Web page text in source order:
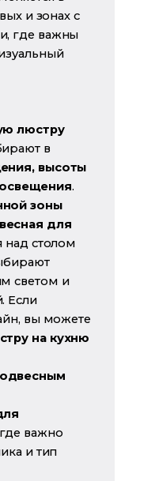
и зонах с
где важны
люстру
в
высоты
.
зоны
для
над столом
светом и
Если
вы можете
на кухню
важно
и тип